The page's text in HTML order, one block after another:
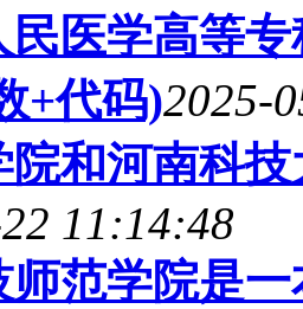
民医学高等
+代码)2025-
院和河南科
11:14:48
师范学院是